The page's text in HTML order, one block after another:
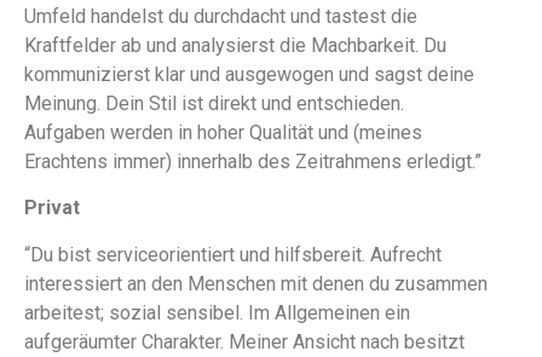
Umfeld handelst du durchdacht und tastest die
Kraftfelder ab und analysierst die Machbarkeit. Du
kommunizierst klar und ausgewogen und sagst deine
Meinung. Dein Stil ist direkt und entschieden.
Aufgaben werden in hoher Qualität und (meines
Erachtens immer) innerhalb des Zeitrahmens erledigt.”
Privat
“Du bist serviceorientiert und hilfsbereit. Aufrecht
interessiert an den Menschen mit denen du zusammen
arbeitest; sozial sensibel. Im Allgemeinen ein
aufgeräumter Charakter. Meiner Ansicht nach besitzt